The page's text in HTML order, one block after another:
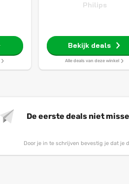
Philips
Bekijk deals
Alle deals van deze winkel
De eerste deals niet
Door je in te schrijven bevestig je dat je